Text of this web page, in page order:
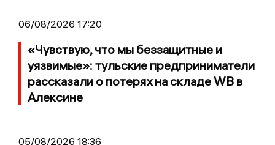
06/08/2026 17:20
«Чувствую, что мы беззащитные и
уязвимые»: тульские предприниматели
рассказали о потерях на складе WB в
Алексине
05/08/2026 18:36